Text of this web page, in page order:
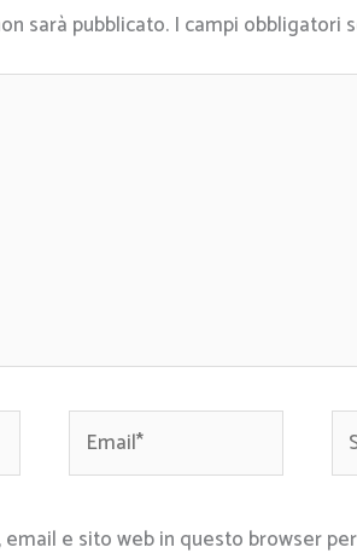
sarà pubblicato. I campi obbligatori
email e sito web in questo browser